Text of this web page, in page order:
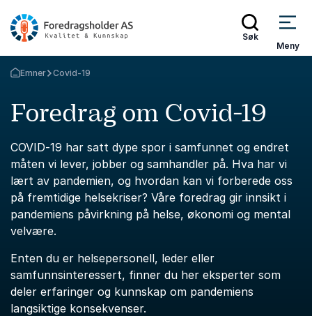
Søk
Meny
Gå tilbake til startsiden
Emner Covid-19
Foredrag om Covid-19
COVID-19 har satt dype spor i samfunnet og endret
måten vi lever, jobber og samhandler på. Hva har vi
lært av pandemien, og hvordan kan vi forberede oss
på fremtidige helsekriser? Våre foredrag gir innsikt i
pandemiens påvirkning på helse, økonomi og mental
velvære.
Enten du er helsepersonell, leder eller
samfunnsinteressert, finner du her eksperter som
deler erfaringer og kunnskap om pandemiens
langsiktige konsekvenser.